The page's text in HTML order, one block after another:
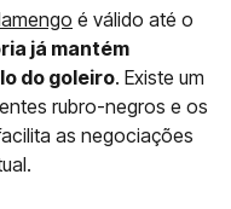
é válido até o
já mantém
do goleiro. Existe um
rubro-negros e os
as negociações